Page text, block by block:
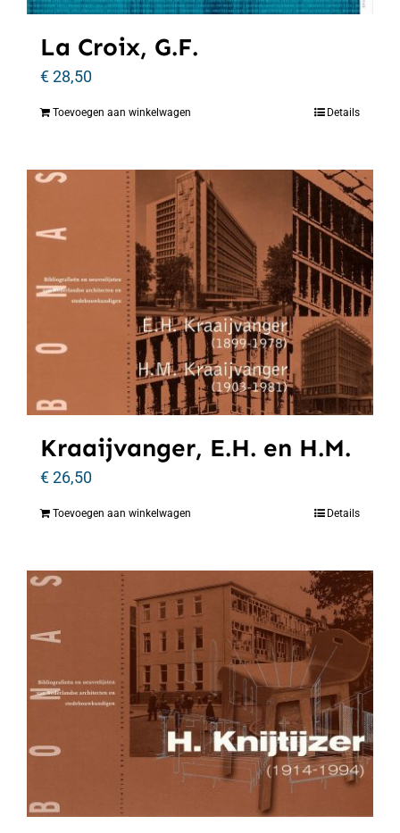
La Croix, G.F.
€28,50
Toevoegen aan winkelwagen Details
Kraaijvanger, E.H. en H.M.
€26,50
Toevoegen aan winkelwagen Details